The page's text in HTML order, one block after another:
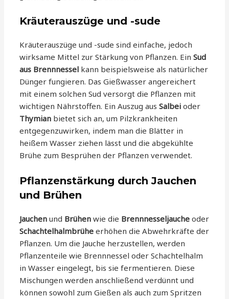
Kräuterauszüge und -sude
Kräuterauszüge und -sude sind einfache, jedoch
wirksame Mittel zur Stärkung von Pflanzen. EinSud
aus Brennnessel kann beispielsweise als natürlicher
Dünger fungieren. Das Gießwasser angereichert
mit einem solchen Sud versorgt die Pflanzen mit
wichtigen Nährstoffen. Ein Auszug ausSalbei oder
Thymian bietet sich an, um Pilzkrankheiten
entgegenzuwirken, indem man die Blätter in
heißem Wasser ziehen lässt und die abgekühlte
Brühe zum Besprühen der Pflanzen verwendet.
Pflanzenstärkung durch Jauchen
und Brühen
Jauchen und Brühen wie die Brennnesseljauche oder
Schachtelhalmbrühe erhöhen die Abwehrkräfte der
Pflanzen. Um die Jauche herzustellen, werden
Pflanzenteile wie Brennnessel oder Schachtelhalm
in Wasser eingelegt, bis sie fermentieren. Diese
Mischungen werden anschließend verdünnt und
können sowohl zum Gießen als auch zum Spritzen